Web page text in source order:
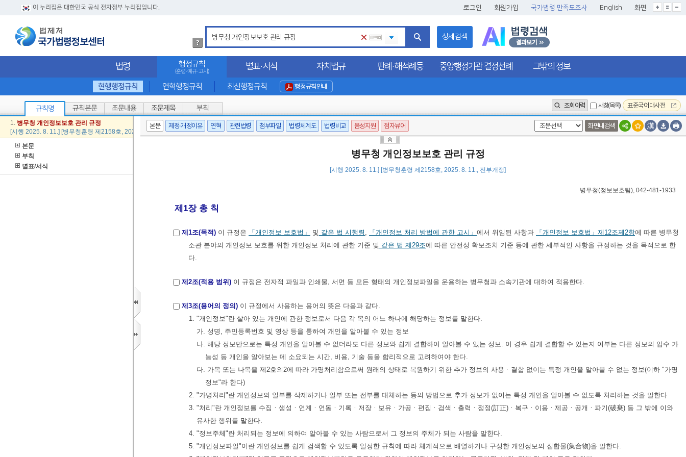
이 누리집은 대한민국 공식 전자정부 누리집입니다. 로그인 회원가입 국가법령 만족도조사 English 화면
글씨크기확대
글씨크기확대초기화
글씨크기축소
법
령
검
색
방
법
세
내
용
확
인
상세검색
법령 행정규칙
(훈령·예규·고시)
현행행정규칙 연혁행정규칙 최신행정규칙 행정규칙안내
별표·서식 자치법규 판례·해석례등 중앙행정기관 결정선례 그밖의 정보
규칙명 규칙본문 조문내용 조문제목 부칙 조회이력 새창(목록) 표준국어대사전
1. 병무청 개인정보보호 관리 규정
[시행 2025. 8. 11.] [병무청훈령 제2158호, 2025. 8. 11., 전부개정]
본문
부칙
별표/서식
본문 제정·개정이유 연혁 관련법령 첨부파일 법령체계도 법령비교 음성지원 점자뷰어 화면내검색
병무청 개인정보보호 관리 규정
[시행 2025. 8. 11.] [병무청훈령 제2158호, 2025. 8. 11., 전부개정]
병무청(정보보호팀), 042-481-1933
제1장 총 칙
제1조(목적) 이 규정은 「개인정보 보호법」 및 같은 법 시행령 , 「개인정보 처리 방법에 관한 고시」 에서 위임된 사항과 「개인정보 보호법」 제12조제2항에 따른 병무청
소관 분야의 개인정보 보호를 위한 개인정보 처리에 관한 기준 및 같은 법 제29조에 따른 안전성 확보조치 기준 등에 관한 세부적인 사항을 규정하는 것을 목적으로 한
다.
제2조(적용 범위) 이 규정은 전자적 파일과 인쇄물, 서면 등 모든 형태의 개인정보파일을 운용하는 병무청과 소속기관에 대하여 적용한다.
제3조(용어의 정의) 이 규정에서 사용하는 용어의 뜻은 다음과 같다.
1. "개인정보"란 살아 있는 개인에 관한 정보로서 다음 각 목의 어느 하나에 해당하는 정보를 말한다.
가. 성명, 주민등록번호 및 영상 등을 통하여 개인을 알아볼 수 있는 정보
나. 해당 정보만으로는 특정 개인을 알아볼 수 없더라도 다른 정보와 쉽게 결합하여 알아볼 수 있는 정보. 이 경우 쉽게 결합할 수 있는지 여부는 다른 정보의 입수 가
능성 등 개인을 알아보는 데 소요되는 시간, 비용, 기술 등을 합리적으로 고려하여야 한다.
다. 가목 또는 나목을 제2호의2에 따라 가명처리함으로써 원래의 상태로 복원하기 위한 추가 정보의 사용ㆍ결합 없이는 특정 개인을 알아볼 수 없는 정보(이하 "가명
정보"라 한다)
2. "가명처리"란 개인정보의 일부를 삭제하거나 일부 또는 전부를 대체하는 등의 방법으로 추가 정보가 없이는 특정 개인을 알아볼 수 없도록 처리하는 것을 말한다
3. "처리"란 개인정보를 수집ㆍ생성ㆍ연계ㆍ연동ㆍ기록ㆍ저장ㆍ보유ㆍ가공ㆍ편집ㆍ검색ㆍ출력ㆍ정정(訂正)ㆍ복구ㆍ이용ㆍ제공ㆍ공개ㆍ파기(破棄) 등 그 밖에 이와
유사한 행위를 말한다.
4. "정보주체"란 처리되는 정보에 의하여 알아볼 수 있는 사람으로서 그 정보의 주체가 되는 사람을 말한다.
5. "개인정보파일"이란 개인정보를 쉽게 검색할 수 있도록 일정한 규칙에 따라 체계적으로 배열하거나 구성한 개인정보의 집합물(集合物)을 말한다.